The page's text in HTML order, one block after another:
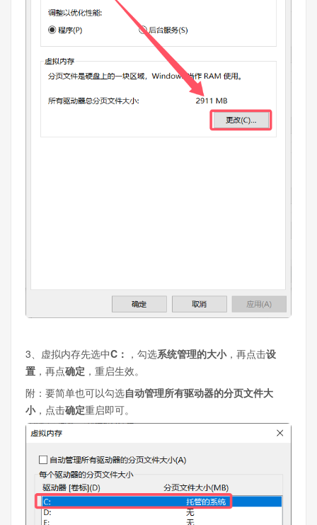
3、虚拟内存先选中C： ，勾选系统管理的大小，再点击设
置 ，再点确定 ，重启生效。
附：要简单也可以勾选自动管理所有驱动器的分页文件大
小，点击确定重启即可。